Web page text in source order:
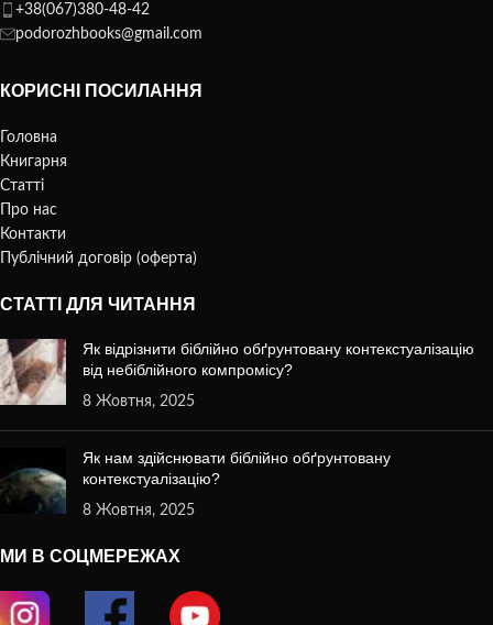
+38(067)380-48-42
podorozhbooks@gmail.com
КОРИСНІ ПОСИЛАННЯ
Головна
Книгарня
Статті
Про нас
Контакти
Публічний договір (оферта)
СТАТТІ ДЛЯ ЧИТАННЯ
Як відрізнити біблійно обґрунтовану контекстуалізацію
від небіблійного компромісу?
8 Жовтня, 2025
Як нам здійснювати біблійно обґрунтовану
контекстуалізацію?
8 Жовтня, 2025
МИ В СОЦМЕРЕЖАХ